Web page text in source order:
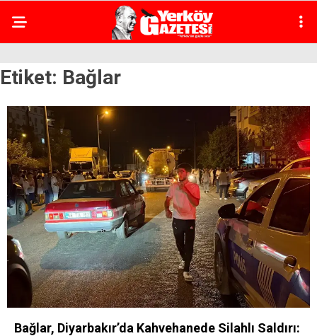
Etiket: Bağlar
Bağlar, Diyarbakır’da Kahvehanede Silahlı Saldırı: